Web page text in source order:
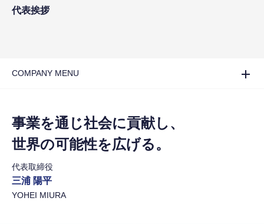
代表挨拶
COMPANY MENU
事業を通じ社会に貢献し、
世界の可能性を広げる。
代表取締役
三浦 陽平
YOHEI MIURA